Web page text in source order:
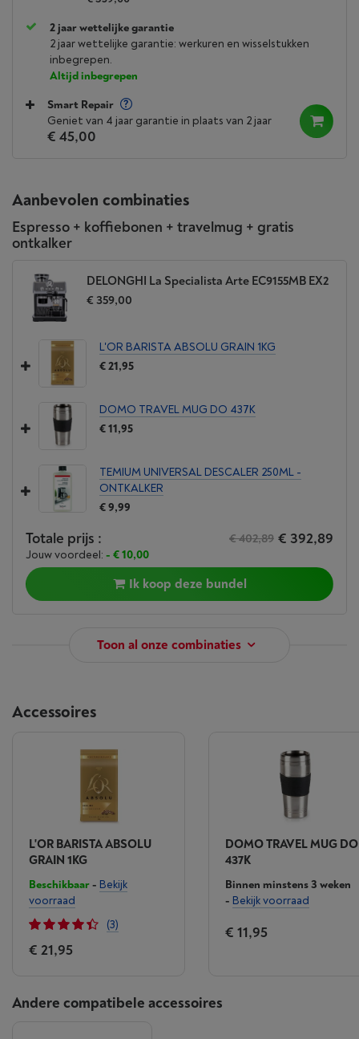
2 jaar wettelijke garantie
2 jaar wettelijke garantie: werkuren en wisselstukken
inbegrepen.
Altijd inbegrepen
Smart Repair
Geniet van 4 jaar garantie in plaats van 2 jaar
€ 45,00
Aanbevolen combinaties
Espresso + koffiebonen + travelmug + gratis
ontkalker
DELONGHI La Specialista Arte EC9155MB EX2
€ 359,00
L'OR BARISTA ABSOLU GRAIN 1KG
€ 21,95
DOMO TRAVEL MUG DO 437K
€ 11,95
TEMIUM UNIVERSAL DESCALER 250ML -
ONTKALKER
€ 9,99
Totale prijs : € 402,89 € 392,89
Jouw voordeel: - € 10,00
Ik koop deze bundel
Toon al onze combinaties
Accessoires
L'OR BARISTA ABSOLU
GRAIN 1KG
Beschikbaar- Bekijk
voorraad
(3)
€ 21,95
DOMO TRAVEL MUG DO
437K
Binnen minstens 3 weken
- Bekijk voorraad
€ 11,95
Andere compatibele accessoires